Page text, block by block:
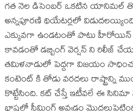
గత నెల డిసెంబర్ ఒకటిన యానిమల్
అన్నపూరణి థియేటర్లలో
ఎక్కువగా ఉండటంతో పాటు హీరోయిన్
కావడంతో డబ్బింగ్ వెర్షన్ ని రిలీజ్
తమిళనాడులో పెద్దగా విజయం
కంటెంట్ కి తోడు వరదలు రాష్ట్రాన్ని
కొట్టేసింది. కట్ చేస్తే ఇటీవలే ఈ సినిమా